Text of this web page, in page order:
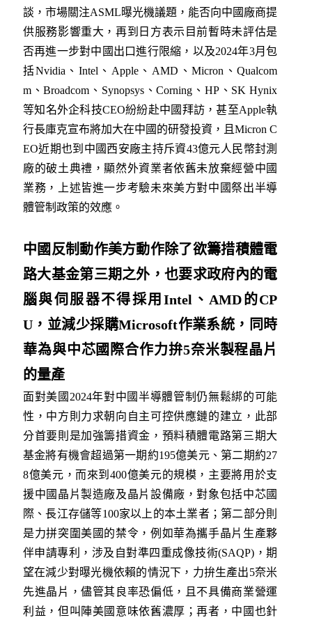
談，市場關注ASML曝光機議題，能否向中國廠商提
供服務影響重大，再到日方表示目前暫時未評估是
否再進一步對中國出口進行限縮，以及2024年3月包
括Nvidia、Intel、Apple、AMD、Micron、Qualcom
m、Broadcom、Synopsys、Corning、HP、SK Hynix
等知名外企科技CEO紛紛赴中國拜訪，甚至Apple執
行長庫克宣布將加大在中國的研發投資，且Micron C
EO近期也到中國西安廠主持斥資43億元人民幣封測
廠的破土典禮，顯然外資業者依舊未放棄經營中國
業務，上述皆進一步考驗未來美方對中國祭出半導
體管制政策的效應。
中國反制動作美方動作除了欲籌措積體電
路大基金第三期之外，也要求政府內的電
腦與伺服器不得採用 Intel 、 AMD 的CP
U ，並減少採購Microsoft作業系統，同時
華為與中芯國際合作力拚5奈米製程晶片
的量產
面對美國2024年對中國半導體管制仍無鬆綁的可能
性，中方則力求朝向自主可控供應鏈的建立，此部
分首要則是加強籌措資金，預料積體電路第三期大
基金將有機會超過第一期約195億美元、第二期約27
8億美元，而來到400億美元的規模，主要將用於支
援中國晶片製造廠及晶片設備廠，對象包括中芯國
際、長江存儲等100家以上的本土業者；第二部分則
是力拼突圍美國的禁令，例如華為攜手晶片生產夥
伴申請專利，涉及自對準四重成像技術(SAQP)，期
望在減少對曝光機依賴的情況下，力拚生產出5奈米
先進晶片，儘管其良率恐偏低，且不具備商業營運
利益，但叫陣美國意味依舊濃厚；再者，中國也針